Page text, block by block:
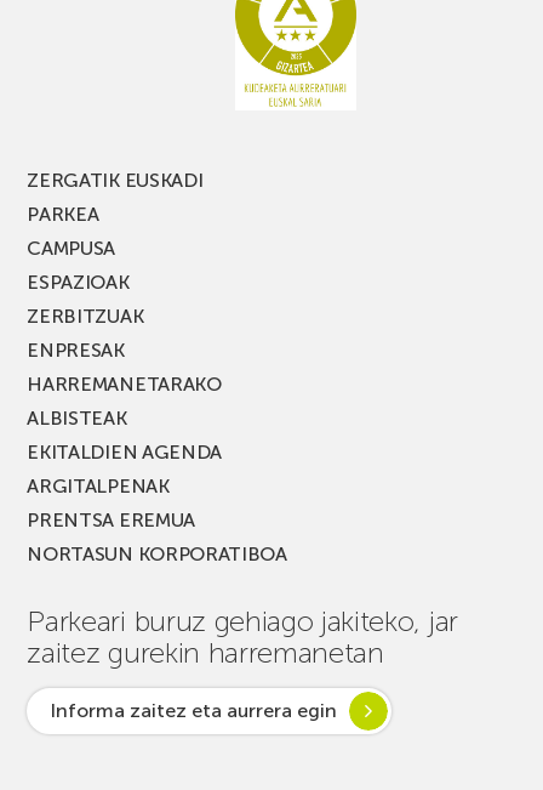
ZERGATIK EUSKADI
PARKEA
CAMPUSA
ESPAZIOAK
ZERBITZUAK
ENPRESAK
HARREMANETARAKO
ALBISTEAK
EKITALDIEN AGENDA
ARGITALPENAK
PRENTSA EREMUA
NORTASUN KORPORATIBOA
Parkeari buruz gehiago jakiteko, jar
zaitez gurekin harremanetan
Informa zaitez eta aurrera egin